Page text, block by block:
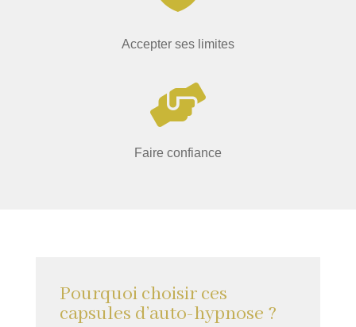
Accepter ses limites

Faire confiance
Pourquoi choisir ces
capsules d’auto-hypnose ?